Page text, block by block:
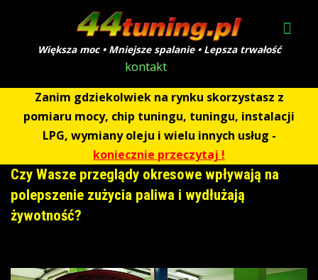
Większa moc • Mniejsze spalanie • Lepsza trwałość
kontakt
Zanim gdziekolwiek na rynku skorzystasz z
pomiaru mocy, chip tuningu, tuningu, instalacji
LPG, wymiany oleju i wielu innych usług -
koniecznie przeczytaj !
Czy Wasze przeglądy okresowe wpływają na
polepszenie zużycia paliwa i wydłużają
żywotność?